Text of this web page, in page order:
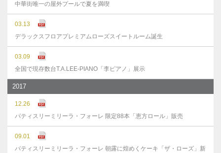
中華街唯一の屋外プールで夏を満喫
03.13
デラックスフロアプレミアムローズスイートルーム誕生
03.09
全国で現存数台T.A.LEE-PIANO「李ピアノ」展示
2017
12.26
パティスリーミリーラ・フォーレ 限定88本「恵方ロール」販売
09.01
パティスリーミリーラ・フォーレ 朝露に煌めくケーキ「ザ・ローズ」新